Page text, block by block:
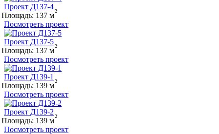
Проект Д137-4
Площадь: 137
Посмотреть проект
Проект Д137-5
Площадь: 137
Посмотреть проект
Проект Д139-1
Площадь: 139
Посмотреть проект
Проект Д139-2
Площадь: 139
Посмотреть проект